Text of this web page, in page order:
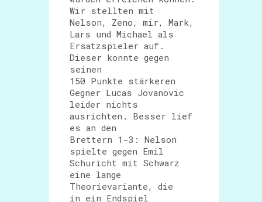
Wir stellten mit
Nelson, Zeno, mir, Mark,
Lars und Michael als
Ersatzspieler auf.
Dieser konnte gegen
seinen
150 Punkte stärkeren
Gegner Lucas Jovanovic
leider nichts
ausrichten. Besser lief
es an den
Brettern 1-3: Nelson
spielte gegen Emil
Schuricht mit Schwarz
eine lange
Theorievariante, die
in ein Endspiel